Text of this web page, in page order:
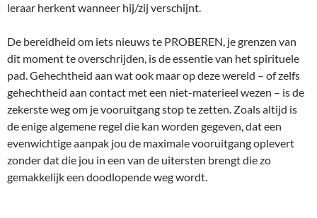
leraar herkent wanneer hij/zij verschijnt.
De bereidheid om iets nieuws te PROBEREN, je grenzen van
dit moment te overschrijden, is de essentie van het spirituele
pad. Gehechtheid aan wat ook maar op deze wereld – of zelfs
gehechtheid aan contact met een niet-materieel wezen – is de
zekerste weg om je vooruitgang stop te zetten. Zoals altijd is
de enige algemene regel die kan worden gegeven, dat een
evenwichtige aanpak jou de maximale vooruitgang oplevert
zonder dat die jou in een van de uitersten brengt die zo
gemakkelijk een doodlopende weg wordt.